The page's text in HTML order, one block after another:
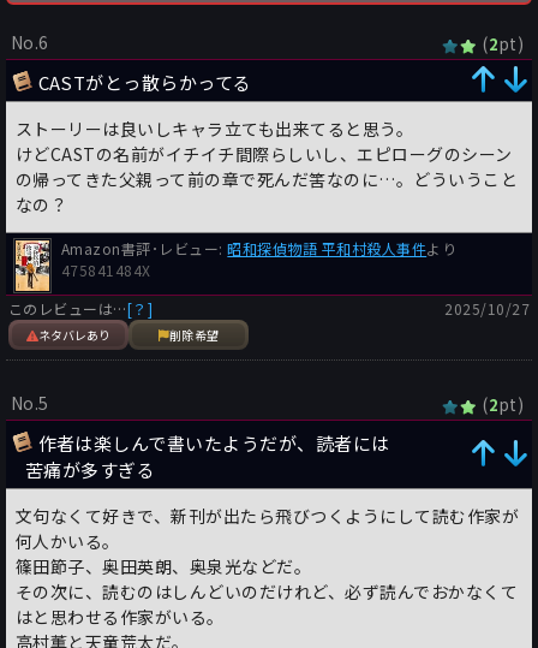
No.6 (2pt)
CASTがとっ散らかってる
ストーリーは良いしキャラ立ても出来てると思う。
けどCASTの名前がイチイチ間際らしいし、エピローグのシーン
の帰ってきた父親って前の章で死んだ筈なのに…。どういうこと
なの？
Amazon書評･レビュー:昭和探偵物語 平和村殺人事件より
475841484X
このレビューは…[？]
ネタバレあり 削除希望
2025/10/27
No.5 (2pt)
作者は楽しんで書いたようだが、読者には
苦痛が多すぎる
文句なくて好きで、新刊が出たら飛びつくようにして読む作家が
何人かいる。
篠田節子、奥田英朗、奥泉光などだ。
その次に、読むのはしんどいのだけれど、必ず読んでおかなくて
はと思わせる作家がいる。
高村薫と天童荒太だ。